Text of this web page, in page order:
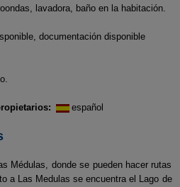
lavadora, baño en la habitación.
documentación disponible
español
Médulas, donde se pueden hacer rutas
a Las Medulas se encuentra el Lago de